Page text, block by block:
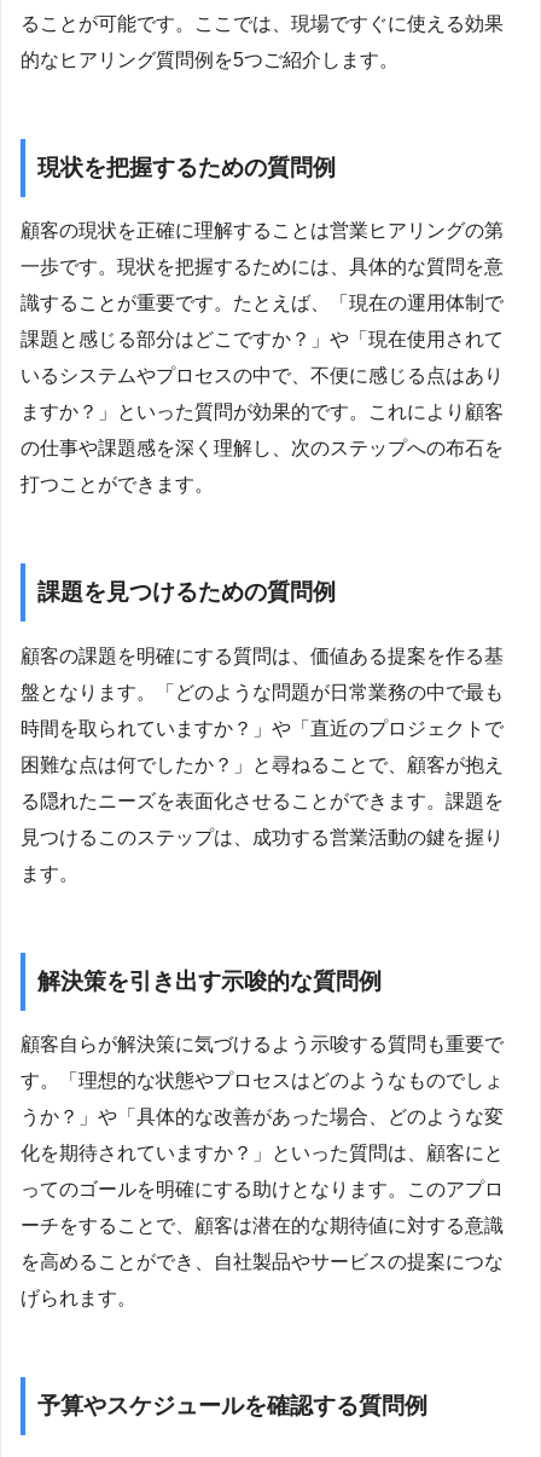
ることが可能です。ここでは、現場ですぐに使える効果
的なヒアリング質問例を5つご紹介します。
現状を把握するための質問例
顧客の現状を正確に理解することは営業ヒアリングの第
一歩です。現状を把握するためには、具体的な質問を意
識することが重要です。たとえば、「現在の運用体制で
課題と感じる部分はどこですか？」や「現在使用されて
いるシステムやプロセスの中で、不便に感じる点はあり
ますか？」といった質問が効果的です。これにより顧客
の仕事や課題感を深く理解し、次のステップへの布石を
打つことができます。
課題を見つけるための質問例
顧客の課題を明確にする質問は、価値ある提案を作る基
盤となります。「どのような問題が日常業務の中で最も
時間を取られていますか？」や「直近のプロジェクトで
困難な点は何でしたか？」と尋ねることで、顧客が抱え
る隠れたニーズを表面化させることができます。課題を
見つけるこのステップは、成功する営業活動の鍵を握り
ます。
解決策を引き出す示唆的な質問例
顧客自らが解決策に気づけるよう示唆する質問も重要で
す。「理想的な状態やプロセスはどのようなものでしょ
うか？」や「具体的な改善があった場合、どのような変
化を期待されていますか？」といった質問は、顧客にと
ってのゴールを明確にする助けとなります。このアプロ
ーチをすることで、顧客は潜在的な期待値に対する意識
を高めることができ、自社製品やサービスの提案につな
げられます。
予算やスケジュールを確認する質問例